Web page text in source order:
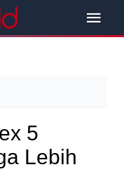
5
Lebih